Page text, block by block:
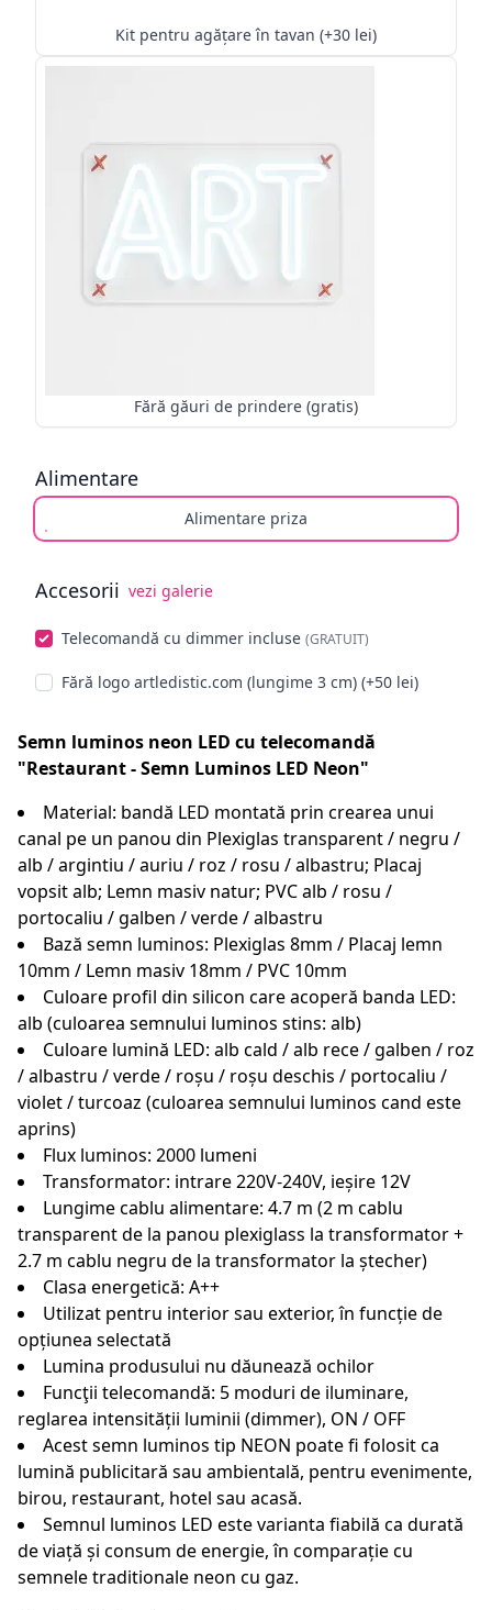
Kit pentru agățare în tavan (+30 lei)
Fără găuri de prindere (gratis)
Alimentare
Alimentare priza
Accesorii vezi galerie
Telecomandă cu dimmer incluse (GRATUIT)
Fără logo artledistic.com (lungime 3 cm) (+50 lei)
Semn luminos neon LED cu telecomandă
"Restaurant - Semn Luminos LED Neon"
Material: bandă LED montată prin crearea unui
canal pe un panou din Plexiglas transparent / negru /
alb / argintiu / auriu / roz / rosu / albastru; Placaj
vopsit alb; Lemn masiv natur; PVC alb / rosu /
portocaliu / galben / verde / albastru
Bază semn luminos: Plexiglas 8mm / Placaj lemn
10mm / Lemn masiv 18mm / PVC 10mm
Culoare profil din silicon care acoperă banda LED:
alb (culoarea semnului luminos stins: alb)
Culoare lumină LED: alb cald / alb rece / galben / roz
/ albastru / verde / roșu / roșu deschis / portocaliu /
violet / turcoaz (culoarea semnului luminos cand este
aprins)
Flux luminos: 2000 lumeni
Transformator: intrare 220V-240V, ieșire 12V
Lungime cablu alimentare: 4.7 m (2 m cablu
transparent de la panou plexiglass la transformator +
2.7 m cablu negru de la transformator la ștecher)
Clasa energetică: A++
Utilizat pentru interior sau exterior, în funcție de
opțiunea selectată
Lumina produsului nu dăunează ochilor
Funcţii telecomandă: 5 moduri de iluminare,
reglarea intensității luminii (dimmer), ON / OFF
Acest semn luminos tip NEON poate fi folosit ca
lumină publicitară sau ambientală, pentru evenimente,
birou, restaurant, hotel sau acasă.
Semnul luminos LED este varianta fiabilă ca durată
de viață și consum de energie, în comparație cu
semnele traditionale neon cu gaz.